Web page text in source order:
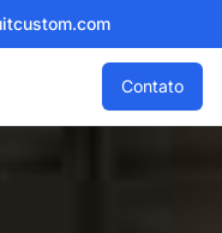
Contato